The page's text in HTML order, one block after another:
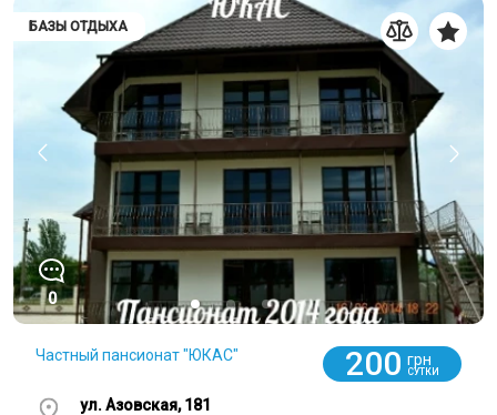
БАЗЫ ОТДЫХА
0
Частный пансионат "ЮКАС" 200 грн
СУТКИ
ул. Азовская, 181